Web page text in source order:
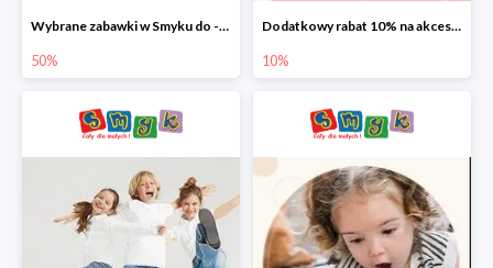
Wybrane zabawki w Smyku do -50%
50%
Dodatkowy rabat 10% na akcesoria dziecięce
10%